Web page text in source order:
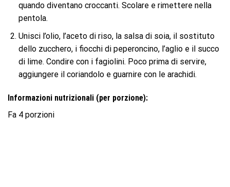
quando diventano croccanti. Scolare e rimettere nella
pentola.
Unisci l’olio, l’aceto di riso, la salsa di soia, il sostituto
dello zucchero, i fiocchi di peperoncino, l’aglio e il succo
di lime. Condire con i fagiolini. Poco prima di servire,
aggiungere il coriandolo e guarnire con le arachidi.
Informazioni nutrizionali (per porzione):
Fa 4 porzioni